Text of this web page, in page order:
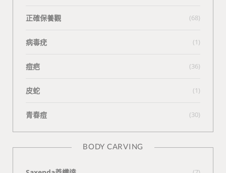
正確保養觀 (68)
病毒疣 (1)
痘疤 (36)
皮蛇 (1)
青春痘 (30)
BODY CARVING